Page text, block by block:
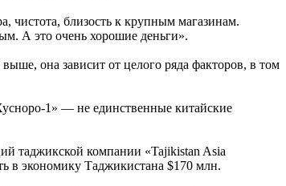
чистота, близость к крупным магазинам.
А это очень хорошие деньги».
она зависит от целого ряда факторов, в том
1» — не единственные китайские
таджикской компании «Tajikistan Asia
в экономику Таджикистана $170 млн.